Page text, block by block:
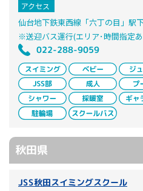
アクセス
仙台地下鉄東西線「六丁の目」駅
※送迎バス運行(エリア･時間指定
022-288-9059
秋田県
JSS秋田スイミングスクール